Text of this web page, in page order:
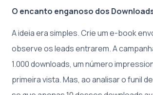
O encanto enganoso dos
A ideia era simples. Crie um e-book
observe os leads entrarem. A
1.000 downloads, um número
primeira vista. Mas, ao analisar o funil